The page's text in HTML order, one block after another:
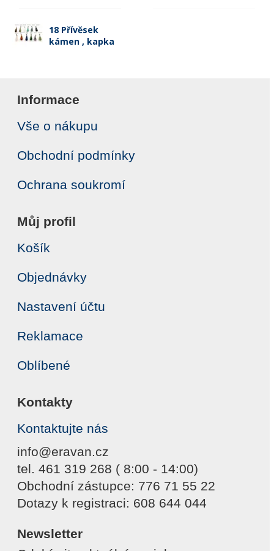
18 Přívěsek
kámen , kapka
Informace
Vše o nákupu
Obchodní podmínky
Ochrana soukromí
Můj profil
Košík
Objednávky
Nastavení účtu
Reklamace
Oblíbené
Kontakty
Kontaktujte nás
info@eravan.cz
tel. 461 319 268 ( 8:00 - 14:00)
Obchodní zástupce: 776 71 55 22
Dotazy k registraci: 608 644 044
Newsletter